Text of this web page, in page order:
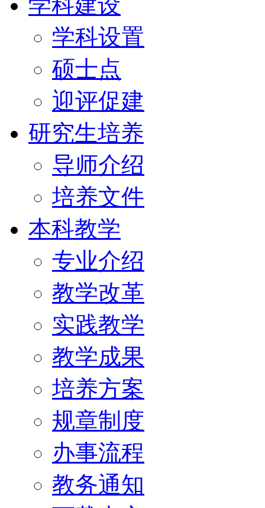
学科设置
硕士点
迎评促建
研究生培养
导师介绍
培养文件
本科教学
专业介绍
教学改革
实践教学
教学成果
培养方案
规章制度
办事流程
教务通知